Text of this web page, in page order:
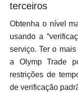
terceiros
Obtenha o nível
usando a
serviço. Ter o
a Olymp Trade
restrições de
de verificação